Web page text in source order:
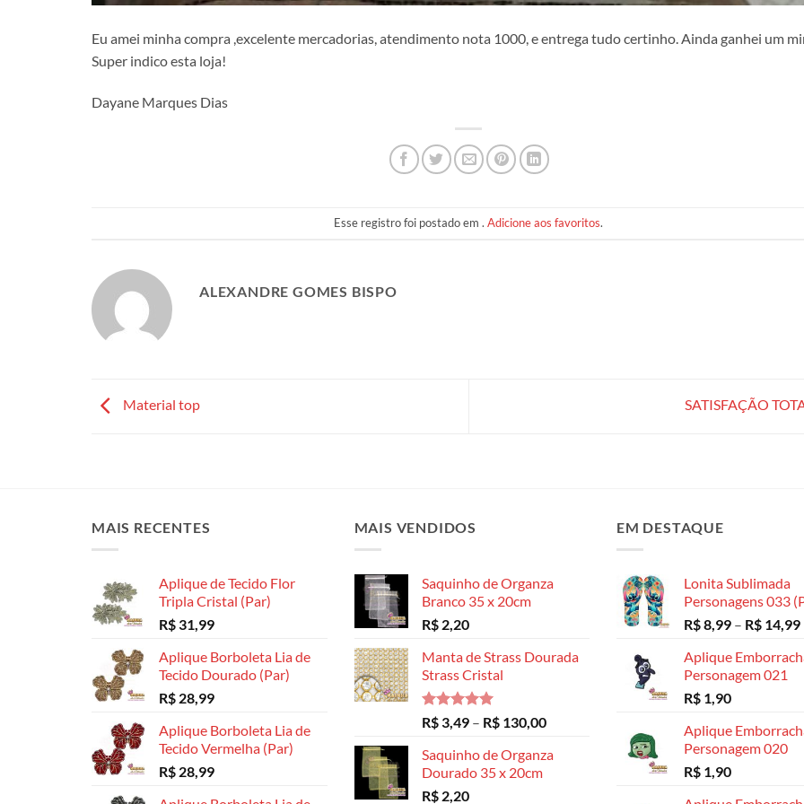
Eu amei minha compra ,excelente mercadorias, atendimento nota 1000, e entrega tudo certinho. Ainda ganhei um
Super indico esta loja!
Dayane Marques Dias
Esse registro foi postado em . Adicione aos favoritos.
ALEXANDRE GOMES BISPO
Material top SATISFAÇÃO
MAIS RECENTES
Aplique de Tecido Flor
Tripla Cristal (Par)
R$ 31,99
Aplique Borboleta Lia de
Tecido Dourado (Par)
R$ 28,99
Aplique Borboleta Lia de
Tecido Vermelha (Par)
R$ 28,99
MAIS VENDIDOS
Saquinho de Organza
Branco 35 x 20cm
R$2,20
Manta de Strass Dourada
Strass Cristal
Avaliação
5.00
de 5
R$3,49 – R$130,00Faixa
preço:
Saquinho de Organza
Dourado 35 x 20cm
R$2,20
EM DESTAQUE
Lonita Sublimada
Personagens 033
R$8,99 – R$ 14,99
Aplique
Personagem 021
R$ 1,90
Aplique
Personagem 020
R$ 1,90